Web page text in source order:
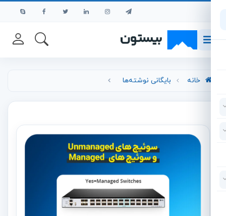
خانه بایگانی نوشته‌ها